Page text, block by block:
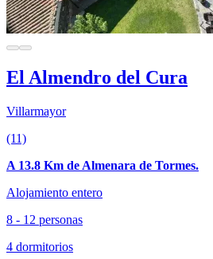
El Almendro del Cura
Villarmayor
(11)
A 13.8 Km de Almenara de Tormes.
Alojamiento entero
8 - 12 personas
4 dormitorios